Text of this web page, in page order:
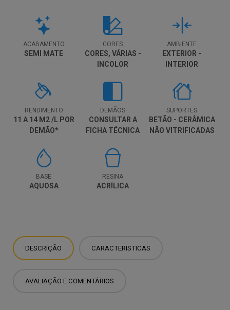
ACABAMENTO
SEMI MATE
CORES
CORES, VÁRIAS -
INCOLOR
AMBIENTE
EXTERIOR -
INTERIOR
RENDIMENTO
11 A 14 M2 /L POR
DEMÃO*
DEMÃOS
CONSULTAR A
FICHA TÉCNICA
DETALHES.
SUPORTES
BETÃO - CERÂMICA
NÃO VITRIFICADAS
BASE
AQUOSA
RESINA
ACRÍLICA
DESCRIÇÃO CARACTERISTICAS
AVALIAÇÃO E COMENTÁRIOS